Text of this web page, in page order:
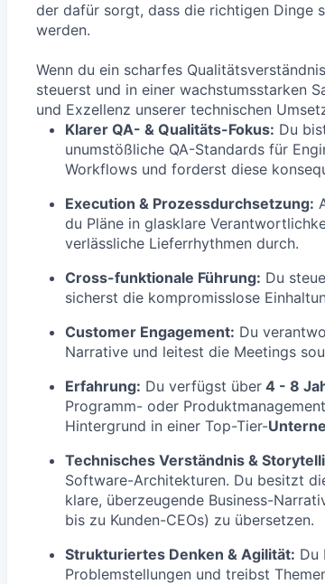
der dafür sorgt, dass die richtigen Dinge
werden.
Wenn du ein scharfes
steuerst und in einer wachstumsstarken
und Exzellenz unserer technischen
Klarer QA- & Qualitäts-Fokus: Du
unumstößliche QA-Standards für
Workflows und forderst diese
Execution & Prozessdurchsetzung:
du Pläne in glasklare
verlässliche Lieferrhythmen durch.
Cross-funktionale Führung: Du
sicherst die kompromisslose
Customer Engagement: Du
Narrative und leitest die Meetings
Erfahrung: Du verfügst über 4 - 8
Programm- oder
Hintergrund in einer Top-Tier-
Technisches Verständnis &
Software-Architekturen. Du besitzt
klare, überzeugende Business-
bis zu Kunden-CEOs) zu übersetzen.
Strukturiertes Denken & Agilität: Du
Problemstellungen und treibst